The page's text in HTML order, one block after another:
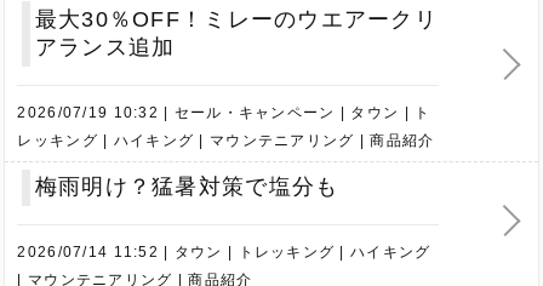
最大30％OFF！ミレーのウエアークリ
アランス追加
2026/07/19 10:32 セール・キャンペーン タウン
ト
レッキング
ハイキング マウンテニアリング 商品紹介
梅雨明け？猛暑対策で塩分も
2026/07/14 11:52 タウン トレッキング
ハイキング
マウンテニアリング
商品紹介